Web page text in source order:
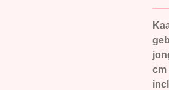
cm